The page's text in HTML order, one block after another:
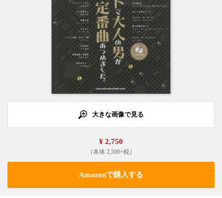
大きな画像で見る
¥ 2,750
（本体 2,500+税）
Amazonで購入する